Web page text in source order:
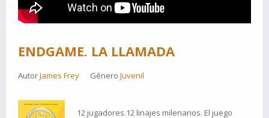
ENDGAME. LA LLAMADA
AutorJames Frey Género Juvenil
12 jugadores.12 linajes milenarios. El juego